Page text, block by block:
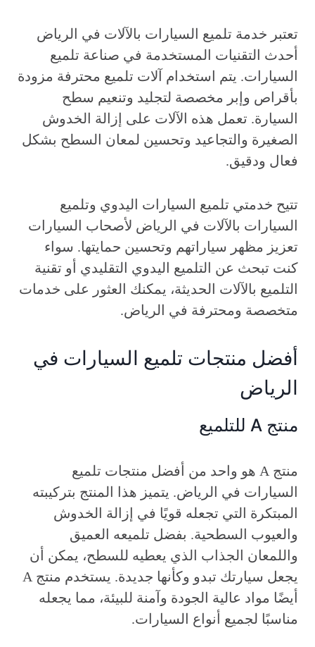
تعتبر خدمة تلميع السيارات بالآلات في الرياض
أحدث التقنيات المستخدمة في صناعة تلميع
السيارات. يتم استخدام آلات تلميع محترفة مزودة
بأقراص وإبر مخصصة لتجليد وتنعيم سطح
السيارة. تعمل هذه الآلات على إزالة الخدوش
الصغيرة والتجاعيد وتحسين لمعان السطح بشكل
فعال ودقيق.
تتيح خدمتي تلميع السيارات اليدوي وتلميع
السيارات بالآلات في الرياض لأصحاب السيارات
تعزيز مظهر سياراتهم وتحسين حمايتها. سواء
كنت تبحث عن التلميع اليدوي التقليدي أو تقنية
التلميع بالآلات الحديثة، يمكنك العثور على خدمات
متخصصة ومحترفة في الرياض.
أفضل منتجات تلميع السيارات في
الرياض
منتج A للتلميع
منتج A هو واحد من أفضل منتجات تلميع
السيارات في الرياض. يتميز هذا المنتج بتركيبته
المبتكرة التي تجعله قويًا في إزالة الخدوش
والعيوب السطحية. بفضل تلميعه العميق
واللمعان الجذاب الذي يعطيه للسطح، يمكن أن
يجعل سيارتك تبدو وكأنها جديدة. يستخدم منتج A
أيضًا مواد عالية الجودة وآمنة للبيئة، مما يجعله
مناسبًا لجميع أنواع السيارات.